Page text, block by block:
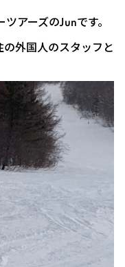
アーズのJunです。
外国人のスタッフと